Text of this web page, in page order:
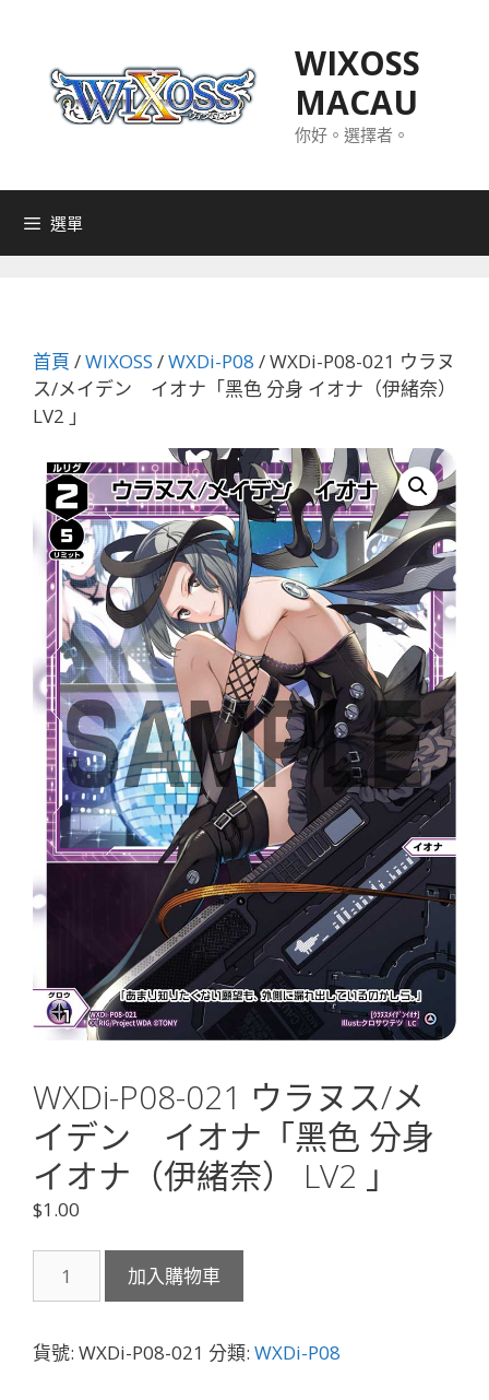
WIXOSS
MACAU
你好。選擇者。
選單
首頁 /WIXOSS /WXDi-P08 / WXDi-P08-021 ウラヌ
ス/メイデン イオナ「黑色 分身 イオナ（伊緒奈）
LV2 」
WXDi-P08-021 ウラヌス/メ
イデン イオナ「黑色 分身
イオナ（伊緒奈） LV2 」
$1.00
P08-
ウ
加入購物車
貨號: WXDi-P08-021 分類: WXDi-P08